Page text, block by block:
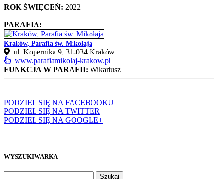
ROK ŚWIĘCEŃ: 2022
PARAFIA:
Kraków, Parafia św. Mikołaja
ul. Kopernika 9, 31-034 Kraków
www.parafiamikolaj-krakow.pl
FUNKCJA W PARAFII: Wikariusz
PODZIEL SIĘ NA FACEBOOKU
PODZIEL SIĘ NA TWITTER
PODZIEL SIĘ NA GOOGLE+
WYSZUKIWARKA